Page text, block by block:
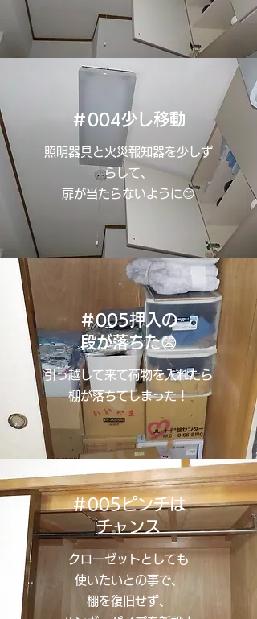
＃004少し移動
照明器具と火災報知器を少しず
らして、
扉が当たらないように😊
＃005押入の
段が落ちた😨
引っ越して来て荷物を入れたら
棚が落ちてしまった！
＃005ピンチは
チャンス
クローゼットとしても
使いたいとの事で、
棚を復旧せず、